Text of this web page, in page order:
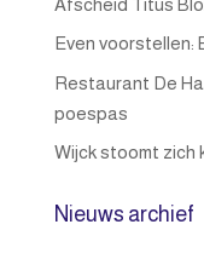
Even voorstellen:
Restaurant De
poespas
Wijck stoomt zich
Nieuws archief